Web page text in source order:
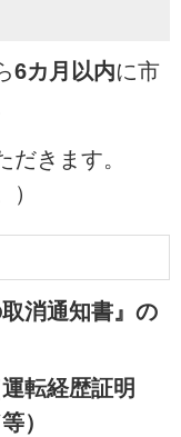
6カ月以内に市
きます。
消通知書』の
転経歴証明
）